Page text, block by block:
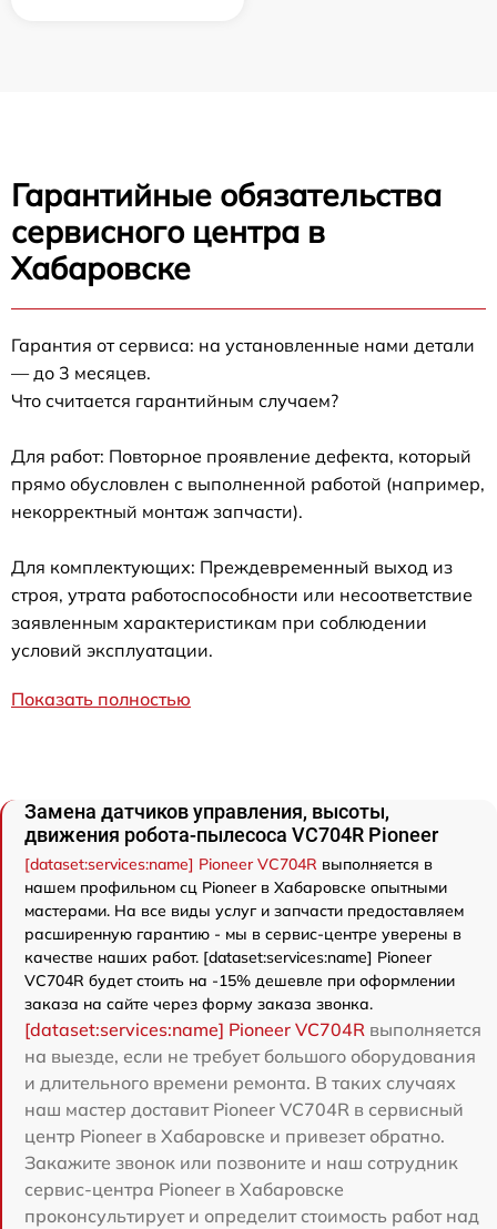
Гарантийные обязательства
сервисного центра в
Хабаровске
Гарантия от сервиса: на установленные нами детали
— до 3 месяцев.
Что считается гарантийным случаем?
Для работ: Повторное проявление дефекта, который
прямо обусловлен с выполненной работой (например,
некорректный монтаж запчасти).
Для комплектующих: Преждевременный выход из
строя, утрата работоспособности или несоответствие
заявленным характеристикам при соблюдении
условий эксплуатации.
Показать полностью
Замена датчиков управления, высоты,
движения робота-пылесоса VC704R Pioneer
[dataset:services:name] Pioneer VC704R выполняется в
нашем профильном сц Pioneer в Хабаровске опытными
мастерами. На все виды услуг и запчасти предоставляем
расширенную гарантию - мы в сервис-центре уверены в
качестве наших работ. [dataset:services:name] Pioneer
VC704R будет стоить на -15% дешевле при оформлении
заказа на сайте через форму заказа звонка.
[dataset:services:name] Pioneer VC704R выполняется
на выезде, если не требует большого оборудования
и длительного времени ремонта. В таких случаях
наш мастер доставит Pioneer VC704R в сервисный
центр Pioneer в Хабаровске и привезет обратно.
Закажите звонок или позвоните и наш сотрудник
сервис-центра Pioneer в Хабаровске
проконсультирует и определит стоимость работ над